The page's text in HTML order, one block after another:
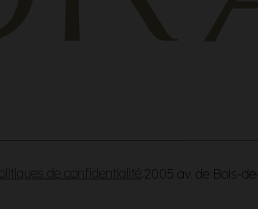
de confidentialité 2005 av. de Bois-